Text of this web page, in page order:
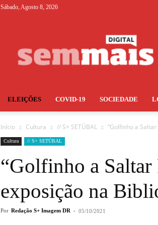
Sábado, Agosto 8, 2026
ELEIÇÕES COVID-19 SOCIEDADE
Início Cultura // S+ SETÚBAL “Golfinho a
Cultura // S+ SETÚBAL
“Golfinho a Saltar
exposição na
Por Redação S+ Imagem DR - 05/10/2021